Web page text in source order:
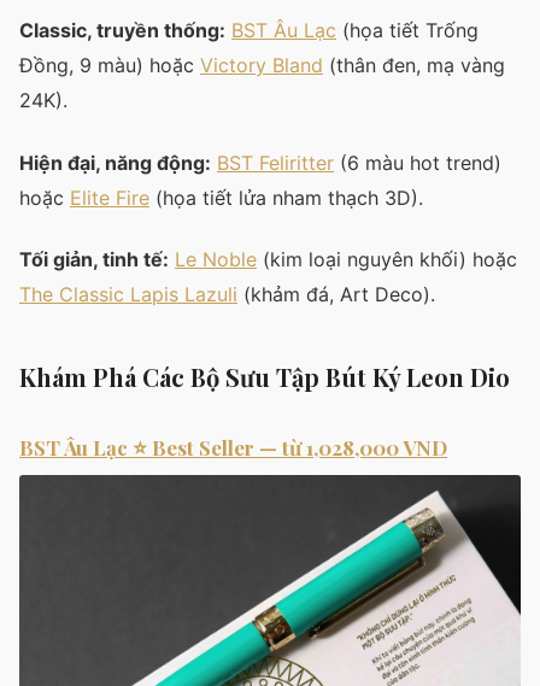
Classic, truyền thống: BST Âu Lạc (họa tiết Trống
Đồng, 9 màu) hoặc Victory Bland (thân đen, mạ vàng
24K).
Hiện đại, năng động: BST Feliritter (6 màu hot trend)
hoặc Elite Fire (họa tiết lửa nham thạch 3D).
Tối giản, tinh tế: Le Noble (kim loại nguyên khối) hoặc
The Classic Lapis Lazuli (khảm đá, Art Deco).
Khám Phá Các Bộ Sưu Tập Bút Ký Leon Dio
BST Âu Lạc ⭐ Best Seller — từ 1,028,000 VND